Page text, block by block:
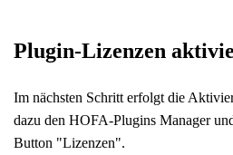
Plugin-Lizenzen
Im nächsten Schritt erfolgt die
dazu den HOFA-Plugins Manager
Button "Lizenzen".